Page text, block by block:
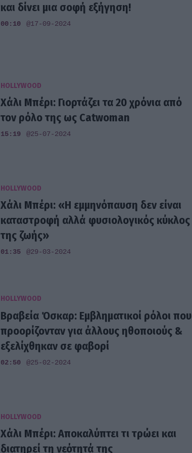
και δίνει μια σοφή εξήγηση!
00:10 @17-09-2024
HOLLYWOOD
Χάλι Μπέρι: Γιορτάζει τα 20 χρόνια από
τον ρόλο της ως Catwoman
15:19 @25-07-2024
HOLLYWOOD
Χάλι Μπέρι: «Η εμμηνόπαυση δεν είναι
καταστροφή αλλά φυσιολογικός κύκλος
της ζωής»
01:35 @29-03-2024
HOLLYWOOD
Βραβεία Όσκαρ: Εμβληματικοί ρόλοι που
προορίζονταν για άλλους ηθοποιούς &
εξελίχθηκαν σε φαβορί
02:50 @25-02-2024
HOLLYWOOD
Χάλι Μπέρι: Αποκαλύπτει τι τρώει και
διατηρεί τη νεότητά της